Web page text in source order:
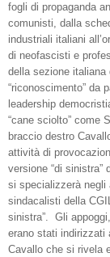
fogli di propaganda
comunisti, dalla
industriali italiani
di neofascisti e
della sezione italiana
“riconoscimento” da
leadership
“cane sciolto” come
braccio destro
attività di
versione “di sinistra”
si specializzerà
sindacalisti della
sinistra”. Gli
erano stati indirizzati
Cavallo che si rivela